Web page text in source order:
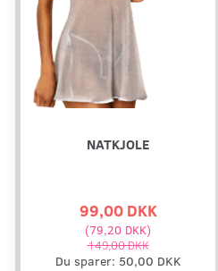
NATKJOLE
99,00 DKK
(79,20 DKK)
149,00 DKK
Du sparer: 50,00 DKK